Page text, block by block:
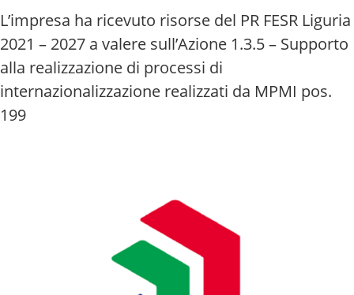
L’impresa ha ricevuto risorse del PR FESR Liguria
2021 – 2027 a valere sull’Azione 1.3.5 – Supporto
alla realizzazione di processi di
internazionalizzazione realizzati da MPMI pos.
199